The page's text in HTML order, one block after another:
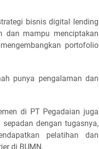
bisnis digital lending
dan mampu menciptakan
portofolio
punya pengalaman dan
di PT Pegadaian juga
dengan tugasnya,
pelatihan dan
di BUMN.